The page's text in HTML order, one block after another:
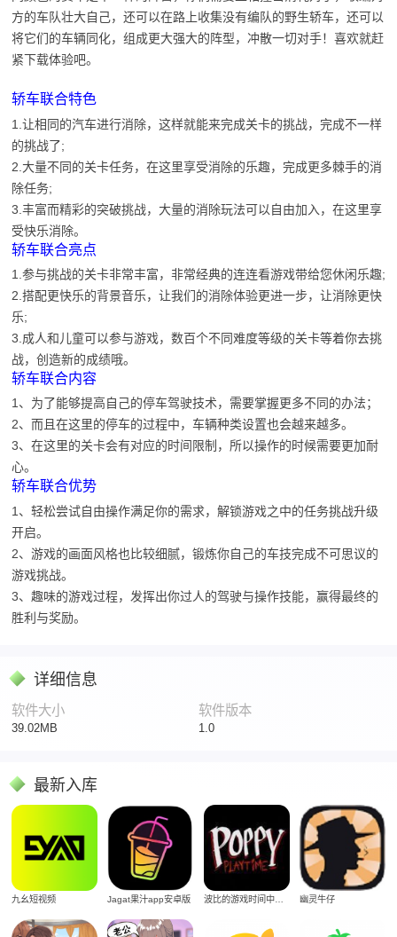
方的车队壮大自己，还可以在路上收集没有编队的野生轿车，还可以
将它们的车辆同化，组成更大强大的阵型，冲散一切对手！喜欢就赶
紧下载体验吧。
轿车联合特色
1.让相同的汽车进行消除，这样就能来完成关卡的挑战，完成不一样
的挑战了;
2.大量不同的关卡任务，在这里享受消除的乐趣，完成更多棘手的消
除任务;
3.丰富而精彩的突破挑战，大量的消除玩法可以自由加入，在这里享
受快乐消除。
轿车联合亮点
1.参与挑战的关卡非常丰富，非常经典的连连看游戏带给您休闲乐趣;
2.搭配更快乐的背景音乐，让我们的消除体验更进一步，让消除更快
乐;
3.成人和儿童可以参与游戏，数百个不同难度等级的关卡等着你去挑
战，创造新的成绩哦。
轿车联合内容
1、为了能够提高自己的停车驾驶技术，需要掌握更多不同的办法；
2、而且在这里的停车的过程中，车辆种类设置也会越来越多。
3、在这里的关卡会有对应的时间限制，所以操作的时候需要更加耐
心。
轿车联合优势
1、轻松尝试自由操作满足你的需求，解锁游戏之中的任务挑战升级
开启。
2、游戏的画面风格也比较细腻，锻炼你自己的车技完成不可思议的
游戏挑战。
3、趣味的游戏过程，发挥出你过人的驾驶与操作技能，赢得最终的
胜利与奖励。
详细信息
软件大小
39.02MB
软件版本
1.0
最新入库
九幺短视频 Jagat果汁app安卓版 波比的游戏时间中文版 幽灵牛仔